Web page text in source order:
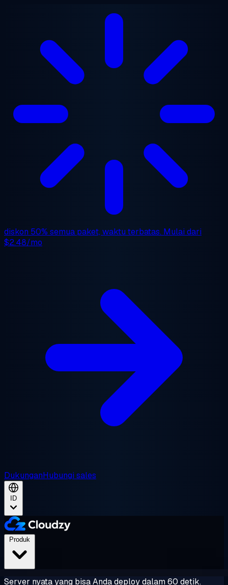
diskon 50% semua paket, waktu terbatas. Mulai dari
$2.48/mo
DukunganHubungi sales
ID
Server nyata yang bisa Anda deploy dalam 60 detik.